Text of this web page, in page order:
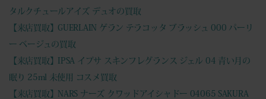
タルクチュールアイズ デュオの買取
【来店買取】GUERLAIN ゲラン テラコッタ ブラッシュ 000 パーリ
ー ベージュの買取
【来店買取】IPSA イプサ スキンフレグランス ジェル 04 青い月の
眠り 25ml 未使用 コスメ買取
【来店買取】NARS ナーズ クワッドアイシャドー 04065 SAKURA